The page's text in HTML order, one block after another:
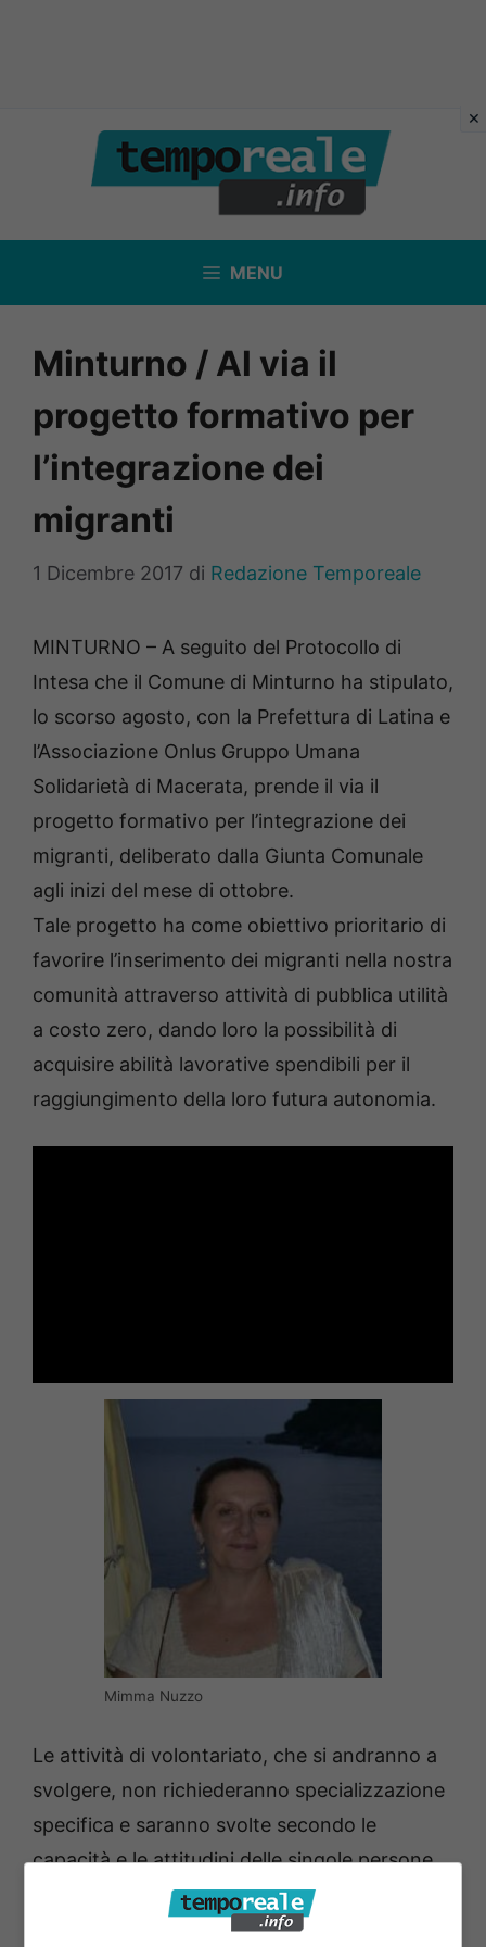
contenuto
MENU
Minturno / Al via il
progetto formativo per
l’integrazione dei
migranti
1 Dicembre 2017 di Redazione Temporeale
MINTURNO – A seguito del Protocollo di
Intesa che il Comune di Minturno ha stipulato,
lo scorso agosto, con la Prefettura di Latina e
l’Associazione Onlus Gruppo Umana
Solidarietà di Macerata, prende il via il
progetto formativo per l’integrazione dei
migranti, deliberato dalla Giunta Comunale
agli inizi del mese di ottobre.
Tale progetto ha come obiettivo prioritario di
favorire l’inserimento dei migranti nella nostra
comunità attraverso attività di pubblica utilità
a costo zero, dando loro la possibilità di
acquisire abilità lavorative spendibili per il
raggiungimento della loro futura autonomia.
Mimma Nuzzo
Le attività di volontariato, che si andranno a
svolgere, non richiederanno specializzazione
specifica e saranno svolte secondo le
capacità e le attitudini delle singole persone
partecipanti a detto programma. I migranti, in
piccoli gruppi, effettueranno, a rotazione, un